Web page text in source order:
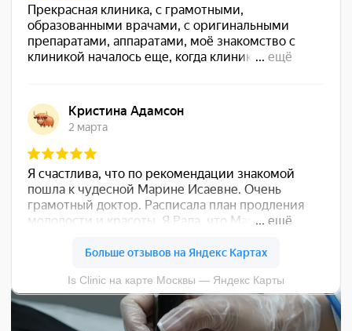
НЕОДИМОВОЕ
ОМОЛОЖЕНИЕ
FOTONA SP DYNAMIS
ДАЙНАМИС)